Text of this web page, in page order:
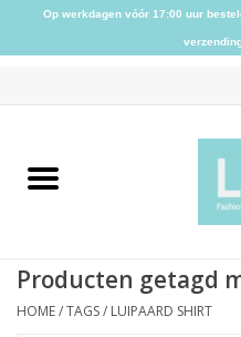
Home
Producten getagd
HOME/TAGS/ LUIPAARD SHIRT
Op werkdagen vóór 17:00 uur